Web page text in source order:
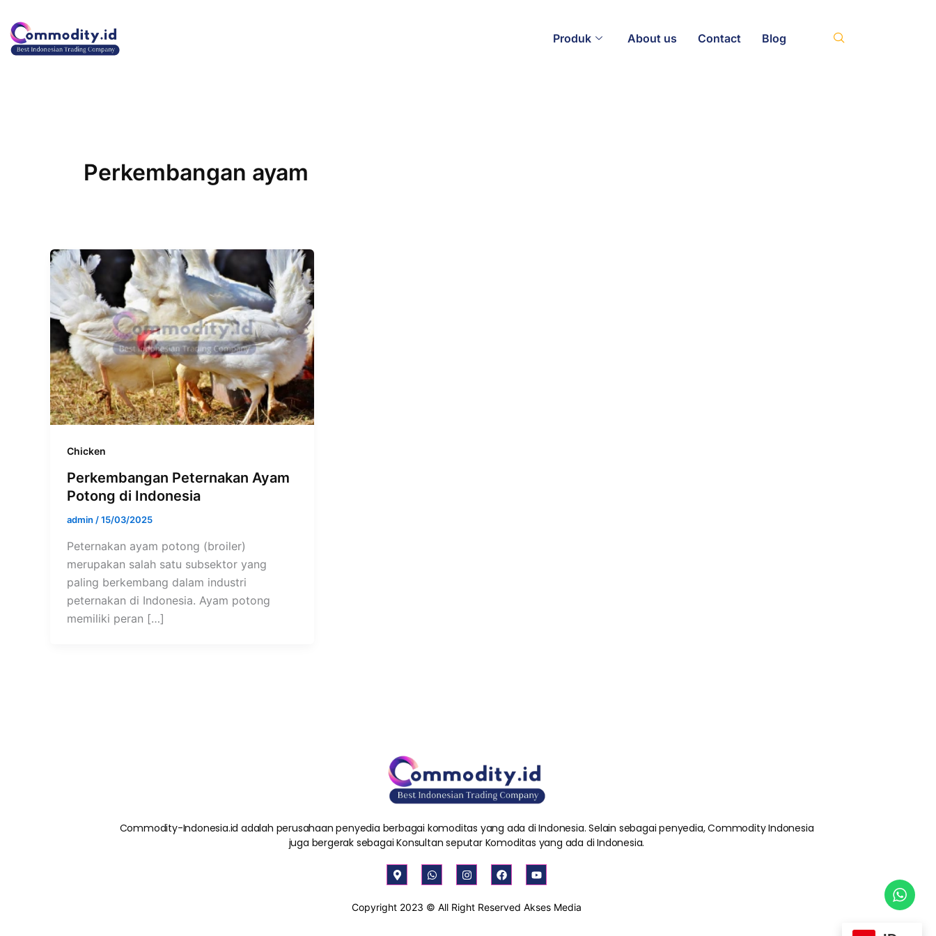
ke
konten
Produk About us Contact Blog
Perkembangan ayam
Chicken
Perkembangan Peternakan Ayam
Potong di Indonesia
admin /15/03/2025
Peternakan ayam potong (broiler)
merupakan salah satu subsektor yang
paling berkembang dalam industri
peternakan di Indonesia. Ayam potong
memiliki peran […]
Commodity-Indonesia.id adalah perusahaan penyedia berbagai komoditas yang ada di Indonesia. Selain sebagai penyedia, Commodity Indonesia
juga bergerak sebagai Konsultan seputar Komoditas yang ada di Indonesia.
M
a
p
m
W
h
a
t
s
I
n
s
t
a
F
a
c
b
Y
o
u
u
Copyright 2023 © All Right Reserved Akses Media